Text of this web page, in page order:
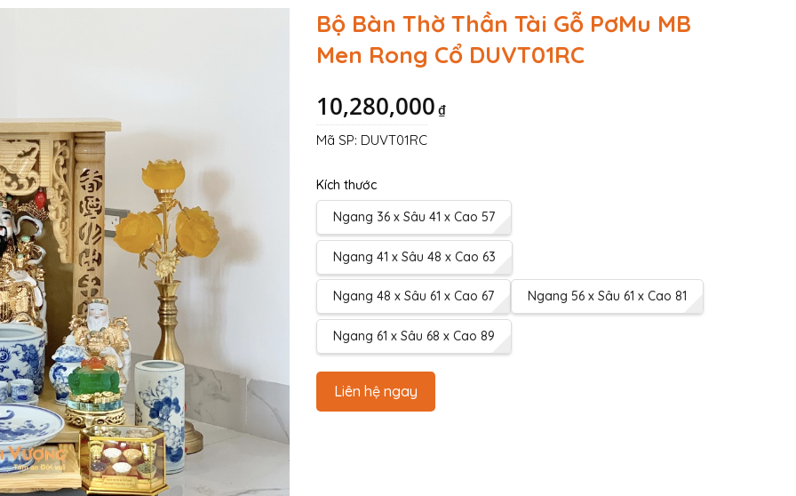
Bộ Bàn Thờ Thần Tài Gỗ PơMu MB
Men Rong Cổ DUVT01RC
10,280,000 ₫
Kích thước
Ngang 36 x Sâu 41 x Cao 57
Ngang 41 x Sâu 48 x Cao 63
Ngang 48 x Sâu 61 x Cao 67 Ngang 56 x Sâu 61 x Cao 81
Ngang 61 x Sâu 68 x Cao 89
Liên hệ ngay
Mã SP: DUVT01RC